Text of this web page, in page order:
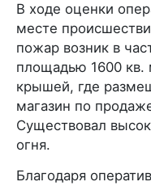
В ходе оценки
месте
пожар возник в
площадью 1600 кв.
крышей, где
магазин по
Существовал
огня.
Благодаря